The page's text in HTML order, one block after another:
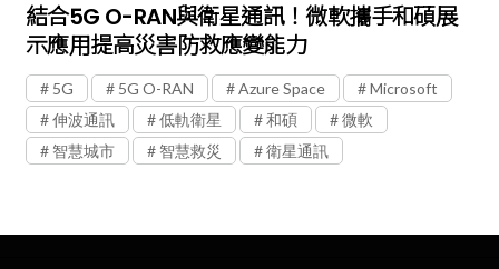
結合5G O-RAN與衛星通訊！微軟攜手和碩展
示應用提高災害防救應變能力
5G 5G O-RAN Azure Space
Microsoft
伸波通訊
低軌衛星 和碩
微軟
智慧城市
智慧救災 衛星通訊